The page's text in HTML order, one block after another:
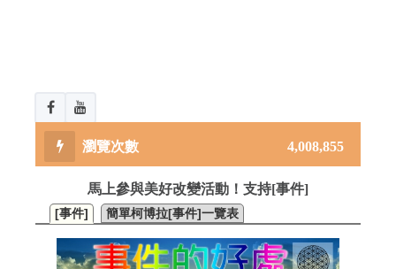
4,008,855
馬上參與美好改變活動！支持[事件]
[事件] 簡單柯博拉[事件]一覽表